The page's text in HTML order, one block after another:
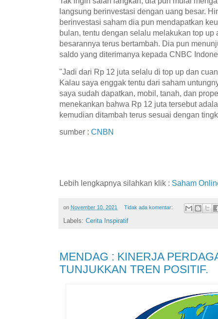
langsung berinvestasi dengan uang besar.
berinvestasi saham dia pun mendapatkan
bulan, tentu dengan selalu melakukan top
besarannya terus bertambah. Dia pun
saldo yang diterimanya kepada CNBC
"Jadi dari Rp 12 juta selalu di top up dan
Kalau saya enggak tentu dari saham
saya sudah dapatkan, mobil, tanah, dan
menekankan bahwa Rp 12 juta tersebut
kemudian ditambah terus sesuai dengan
sumber : CNBN
Lebih lengkapnya silahkan klik : Saham
on November 10, 2021 Tidak ada komentar:
Labels: Cerita Inspiratif
MENDAG : KINERJA
TUNJUKKAN TREN POSITIF.